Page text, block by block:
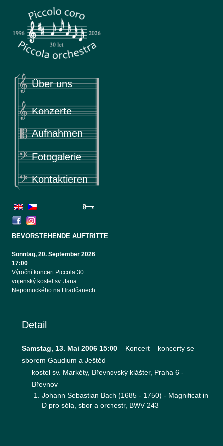
Piccola
Piccolo coro & Piccola orchestra
Über uns
Konzerte
Aufnahmen
Fotogalerie
Kontaktieren
BEVORSTEHENDE AUFTRITTE
Sonntag, 20. September 2026
17:00
Výroční koncert Piccola 30
vojenský kostel sv. Jana
Nepomuckého na Hradčanech
Detail
Samstag, 13. Mai 2006 15:00 – Koncert – koncerty se
sborem Gaudium a Ještěd
kostel sv. Markéty, Břevnovský klášter, Praha 6 -
Břevnov
Johann Sebastian Bach (1685 - 1750) - Magnificat in
D pro sóla, sbor a orchestr, BWV 243